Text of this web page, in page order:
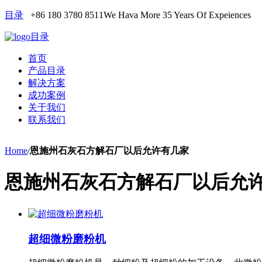
目录 +86 180 3780 8511We Hava More 35 Years Of Expeiences
目录
首页
产品目录
解决方案
成功案例
关于我们
联系我们
Home/恩施州石灰石方解石厂以后允许有几家
恩施州石灰石方解石厂以后允
超细微粉磨粉机